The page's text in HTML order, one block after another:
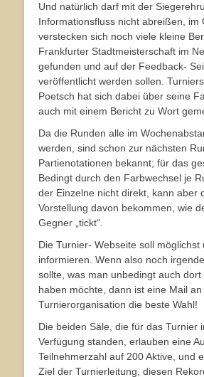
Und natürlich darf mit der
Informationsfluss nicht abreißen, im
verstecken sich noch viele kleine
Frankfurter Stadtmeisterschaft im
gefunden und auf der Feedback-
veröffentlicht werden sollen.
Poetsch hat sich dabei über seine
auch mit einem Bericht zu Wort
Da die Runden alle im
werden, sind schon zur nächsten
Partienotationen bekannt; für das
Bedingt durch den Farbwechsel je
der Einzelne nicht direkt, kann aber
Vorstellung davon bekommen, wie
Gegner „tickt“.
Die Turnier- Webseite soll möglichst
informieren. Wenn also noch
sollte, was man unbedingt auch dort
haben möchte, dann ist eine Mail an
Turnierorganisation die beste Wahl!
Die beiden Säle, die für das Turnier
Verfügung standen, erlauben eine
Teilnehmerzahl auf 200 Aktive, und
Ziel der Turnierleitung, diesen